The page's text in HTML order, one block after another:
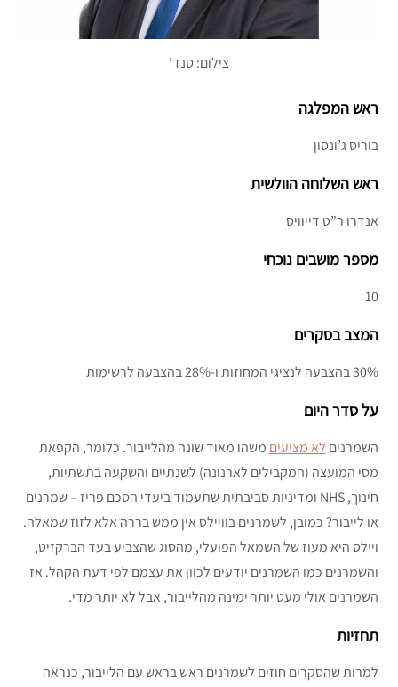
צילום: סנד’
ראש המפלגה
בוריס ג’ונסון
ראש השלוחה הוולשית
אנדרו ר”ט דייוויס
מספר מושבים נוכחי
10
המצב בסקרים
30% בהצבעה לנציגי המחוזות ו-28% בהצבעה לרשימות
על סדר היום
השמרנים לא מציעים משהו מאוד שונה מהלייבור. כלומר, הקפאת
מסי המועצה (המקבילים לארנונה) לשנתיים והשקעה בתשתיות,
חינוך, NHS ומדיניות סביבתית שתעמוד ביעדי הסכם פריז – שמרנים
או לייבור? כמובן, לשמרנים בוויילס אין ממש בררה אלא לזוז שמאלה.
ויילס היא מעוז של השמאל הפועלי, מהסוג שהצביע בעד הברקזיט,
והשמרנים כמו השמרנים יודעים לכוון את עצמם לפי דעת הקהל. אז
השמרנים אולי מעט יותר ימינה מהלייבור, אבל לא יותר מדי.
תחזיות
למרות שהסקרים חוזים לשמרנים ראש בראש עם הלייבור, כנראה